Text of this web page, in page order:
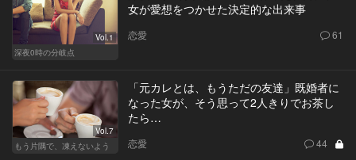
Vol.1
深夜0時の分岐点
女が愛想をつかせた決定的な出来事
恋愛 61
Vol.7
もう片隅で、凍えないよう
「元カレとは、もうただの友達」既婚者に
なった女が、そう思って2人きりでお茶し
たら…
恋愛 44